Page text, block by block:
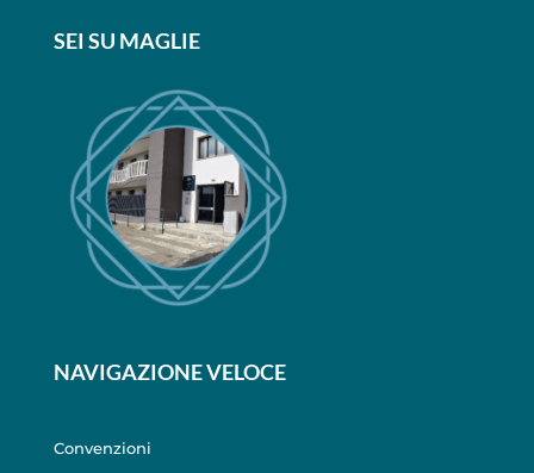
SEI SU MAGLIE
NAVIGAZIONE VELOCE
Convenzioni